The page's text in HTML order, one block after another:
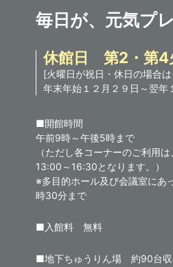
毎日が、元気プ
休館日 第2・第4
[火曜日が祝日・休日の場合
年末年始１２月２９日～翌年
■開館時間
午前9時～午後5時まで
（ただし各コーナーのご利用
13:00～16:30となります。）
※多目的ホール及び会議室にあ
時30分まで
■入館料 無料
■地下ちゅうりん場 約90台収